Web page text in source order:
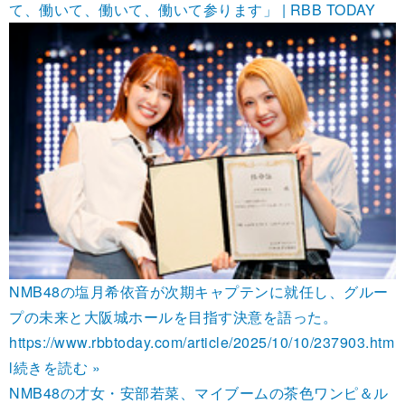
て、働いて、働いて、働いて参ります」 | RBB TODAY
NMB48の塩月希依音が次期キャプテンに就任し、グルー
プの未来と大阪城ホールを目指す決意を語った。
https://www.rbbtoday.com/article/2025/10/10/237903.htm
l続きを読む »
NMB48の才女・安部若菜、マイブームの茶色ワンピ＆ル